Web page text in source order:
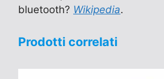
bluetooth? Wikipedia.
Prodotti correlati